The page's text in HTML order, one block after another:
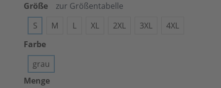
Größe
zur Größentabelle
S
M L XL 2XL 3XL
4XL
Farbe
grau
Menge